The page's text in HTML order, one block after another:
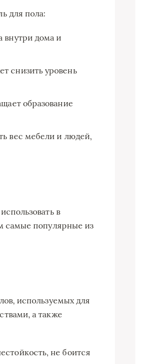
для пола:
внутри дома и
снизить уровень
образование
вес мебели и людей,
в
самые популярные из
используемых для
а также
не боится